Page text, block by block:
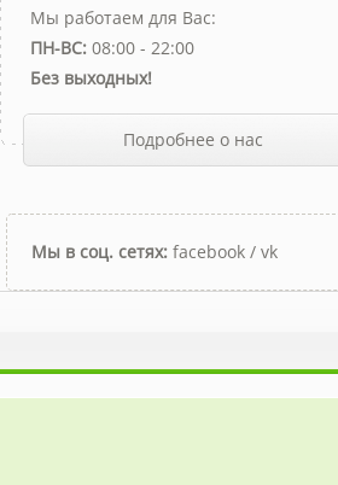
Мы работаем для Вас:
ПН-ВС: 08:00 - 22:00
Без выходных!
Подробнее о нас
Мы в соц. сетях: facebook / vk